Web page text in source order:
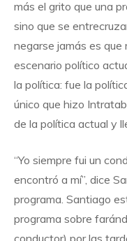
más el grito que una
sino que se
negarse jamás es
escenario político
la política: fue la
único que hizo
de la política actual y
“Yo siempre fui un
encontró a mí”, dice
programa. Santiago
programa sobre
conductor) por las